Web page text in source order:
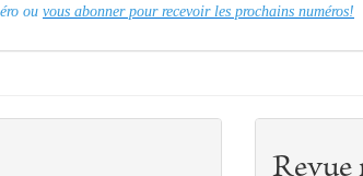
ou vous abonner pour recevoir les prochains numéros!